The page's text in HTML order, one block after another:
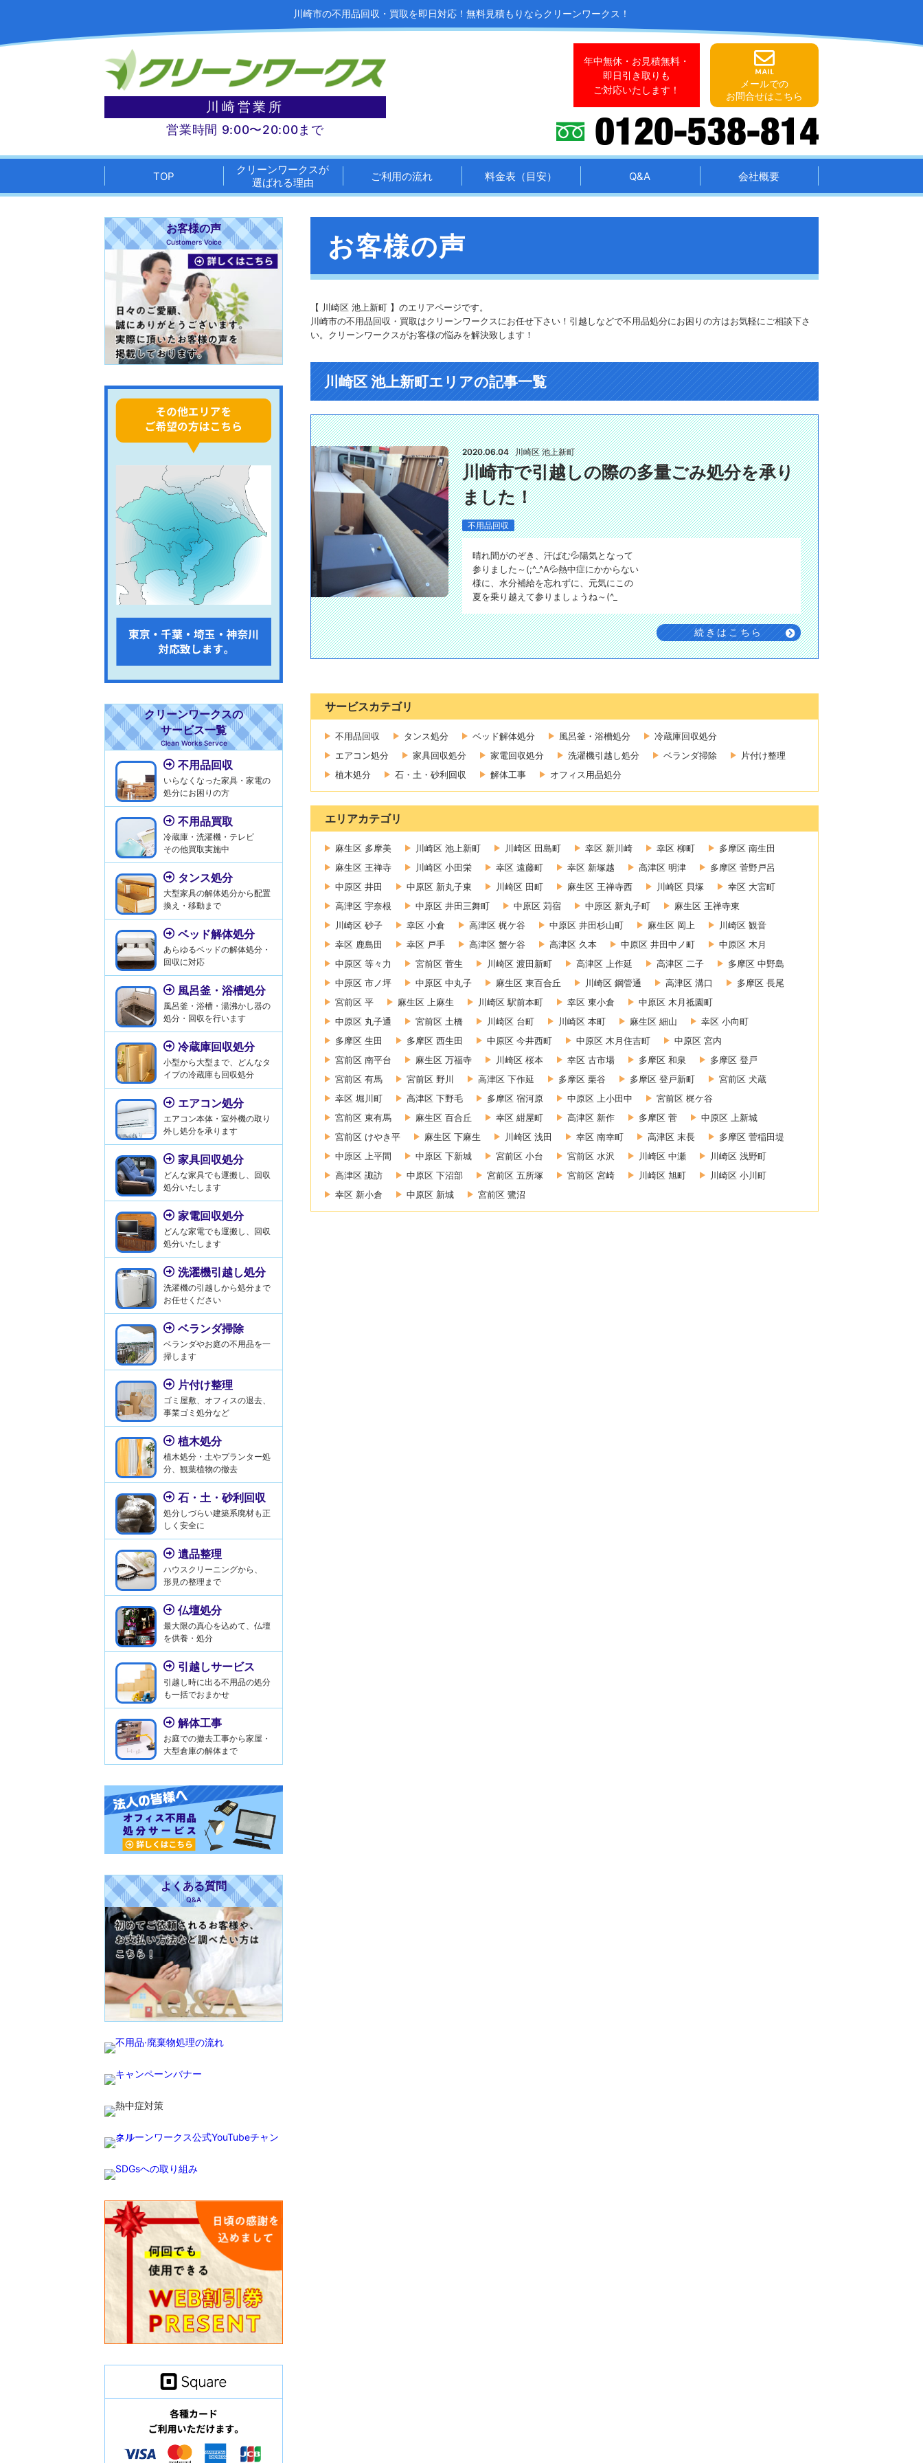
川崎市の不用品回収・買取を即日対応！ 無料見積もりならクリーンワークス！
川崎営業所
営業時間 9:00〜20:00まで
年中無休・お見積無料・
即日引き取りも
ご対応いたします！
メールでの
お問合せはこちら
TOP
クリーンワークスが
選ばれる理由
ご利用の流れ 料金表（目安） Q&A 会社概要
お客様の声
【 川崎区 池上新町 】のエリアページです。
川崎市の不用品回収・買取はクリーンワークスにお任せ下さい！引越しなどで不用品処分にお困りの方はお気軽にご相談下さ
い。クリーンワークスがお客様の悩みを解決致します！
川崎区 池上新町エリアの記事一覧
2020.06.04 川崎区 池上新町
川崎市で引越しの際の多量ごみ処分を承り
ました！
不用品回収
晴れ間がのぞき、汗ばむ💦陽気となって
参りました～(;^_^A💦熱中症にかからない
様に、水分補給を忘れずに、元気にこの
夏を乗り越えて参りましょうね～(^_
続きはこちら
サービスカテゴリ
不用品回収 タンス処分 ベッド解体処分 風呂釜・浴槽処分
冷蔵庫回収処分
エアコン処分
家具回収処分 家電回収処分 洗濯機引越し処分 ベランダ掃除
片付け整理
植木処分
石・土・砂利回収 解体工事 オフィス用品処分
エリアカテゴリ
麻生区 多摩美 川崎区 池上新町 川崎区 田島町 幸区 新川崎 幸区 柳町
多摩区 南生田
麻生区 王禅寺
川崎区 小田栄 幸区 遠藤町 幸区 新塚越 高津区 明津
多摩区 菅野戸呂
中原区 井田
中原区 新丸子東 川崎区 田町 麻生区 王禅寺西 川崎区 貝塚
幸区 大宮町
高津区 宇奈根
中原区 井田三舞町 中原区 苅宿 中原区 新丸子町
麻生区 王禅寺東
川崎区 砂子
幸区 小倉 高津区 梶ケ谷 中原区 井田杉山町 麻生区 岡上
川崎区 観音
幸区 鹿島田
幸区 戸手 高津区 蟹ケ谷 高津区 久本 中原区 井田中ノ町
中原区 木月
中原区 等々力
宮前区 菅生 川崎区 渡田新町 高津区 上作延 高津区 二子
多摩区 中野島
中原区 市ノ坪
中原区 中丸子 麻生区 東百合丘 川崎区 鋼管通 高津区 溝口
多摩区 長尾
宮前区 平
麻生区 上麻生 川崎区 駅前本町 幸区 東小倉
中原区 木月祗園町
中原区 丸子通
宮前区 土橋 川崎区 台町 川崎区 本町 麻生区 細山
幸区 小向町
多摩区 生田
多摩区 西生田 中原区 今井西町 中原区 木月住吉町
中原区 宮内
宮前区 南平台
麻生区 万福寺 川崎区 桜本 幸区 古市場 多摩区 和泉
多摩区 登戸
宮前区 有馬
宮前区 野川 高津区 下作延 多摩区 栗谷 多摩区 登戸新町
宮前区 犬蔵
幸区 堀川町
高津区 下野毛 多摩区 宿河原 中原区 上小田中
宮前区 梶ケ谷
宮前区 東有馬
麻生区 百合丘 幸区 紺屋町 高津区 新作 多摩区 菅
中原区 上新城
宮前区 けやき平
麻生区 下麻生 川崎区 浅田 幸区 南幸町 高津区 末長
多摩区 菅稲田堤
中原区 上平間
中原区 下新城 宮前区 小台 宮前区 水沢 川崎区 中瀬
川崎区 浅野町
高津区 諏訪
中原区 下沼部 宮前区 五所塚 宮前区 宮崎 川崎区 旭町
川崎区 小川町
幸区 新小倉
中原区 新城 宮前区 鷺沼
お客様の声
Customers Voice
クリーンワークスの
サービス一覧
Clean Works Servce
不用品回収
いらなくなった家具・家電の
処分にお困りの方
不用品買取
冷蔵庫・洗濯機・テレビ
その他買取実施中
タンス処分
大型家具の解体処分から配置
換え・移動まで
ベッド解体処分
あらゆるベッドの解体処分・
回収に対応
風呂釜・浴槽処分
風呂釜・浴槽・湯沸かし器の
処分・回収を行います
冷蔵庫回収処分
小型から大型まで、どんなタ
イプの冷蔵庫も回収処分
エアコン処分
エアコン本体・室外機の取り
外し処分を承ります
家具回収処分
どんな家具でも運搬し、回収
処分いたします
家電回収処分
どんな家電でも運搬し、回収
処分いたします
洗濯機引越し処分
洗濯機の引越しから処分まで
お任せください
ベランダ掃除
ベランダやお庭の不用品を一
掃します
片付け整理
ゴミ屋敷、オフィスの退去、
事業ゴミ処分など
植木処分
植木処分・土やプランター処
分、観葉植物の撤去
石・土・砂利回収
処分しづらい建築系廃材も正
しく安全に
遺品整理
ハウスクリーニングから、
形見の整理まで
仏壇処分
最大限の真心を込めて、仏壇
を供養・処分
引越しサービス
引越し時に出る不用品の処分
も一括でおまかせ
解体工事
お庭での撤去工事から家屋・
大型倉庫の解体まで
よくある質問
Q&A